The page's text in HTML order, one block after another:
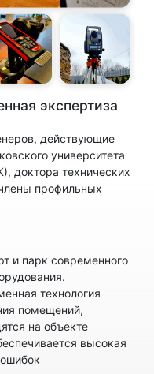
экспертиза
действующие
университета
доктора технических
профильных
и парк современного
технология
помещений,
на объекте
высокая